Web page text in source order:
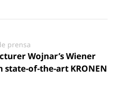
prensa
Wojnar’s Wiener
state-of-the-art KRONEN